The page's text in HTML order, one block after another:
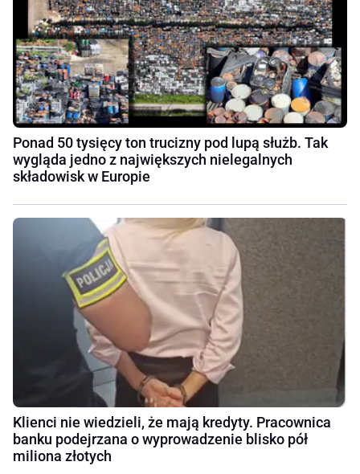
Ponad 50 tysięcy ton trucizny pod lupą służb. Tak
wygląda jedno z największych nielegalnych
składowisk w Europie
Klienci nie wiedzieli, że mają kredyty. Pracownica
banku podejrzana o wyprowadzenie blisko pół
miliona złotych